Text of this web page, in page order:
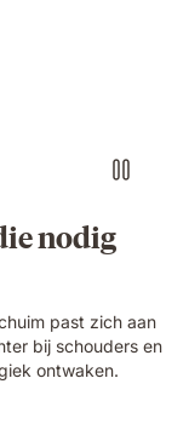
nodig
past zich aan
bij schouders en
ontwaken.